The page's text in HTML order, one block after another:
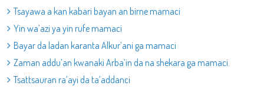
Tsayawa a kan kabari bayan an birne mamaci
Yin wa’azi ya yin rufe mamaci
Bayar da ladan karanta Alkur’ani ga mamaci
Zaman addu’an kwanaki Arba’in da na shekara ga mamaci.
Tsattsauran ra’ayi da ta’addanci